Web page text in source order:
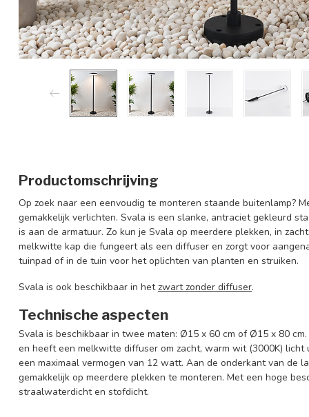
Productomschrijving
Op zoek naar een eenvoudig te monteren staande buitenlamp?
gemakkelijk verlichten. Svala is een slanke, antraciet gekleurd
is aan de armatuur. Zo kun je Svala op meerdere plekken, in
melkwitte kap die fungeert als een diffuser en zorgt voor
tuinpad of in de tuin voor het oplichten van planten en struiken.
Svala is ook beschikbaar in hetzwart zonder diffuser.
Technische aspecten
Svala is beschikbaar in twee maten: Ø15 x 60 cm of Ø15 x 80
en heeft een melkwitte diffuser om zacht, warm wit (3000K)
een maximaal vermogen van 12 watt. Aan de onderkant van de
gemakkelijk op meerdere plekken te monteren. Met een hoge
straalwaterdicht en stofdicht.